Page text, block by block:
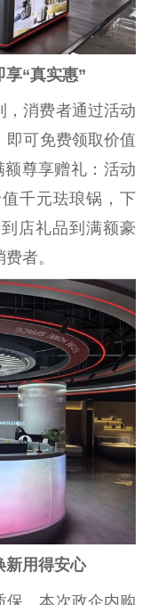
享“真实惠”
，消费者通过活动
即可免费领取价值
尊享赠礼：活动
千元珐琅锅，下
店礼品到满额豪
者。
新用得安心
保，本次政企内购